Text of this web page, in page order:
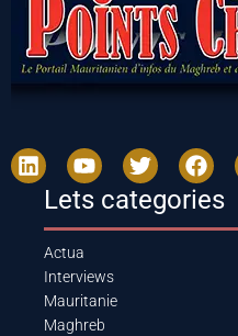
Lets categories
Actua
Interviews
Mauritanie
Maghreb